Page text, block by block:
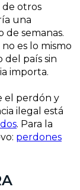
de otros
una
de semanas.
es lo mismo
país sin
importa.
el perdón y
ilegal está
. Para la
perdones